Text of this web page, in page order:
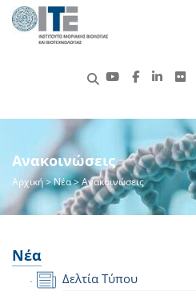
Ανακοινώσεις
Αρχική>Νέα> Ανακοινώσεις
Νέα
Δελτία Τύπου